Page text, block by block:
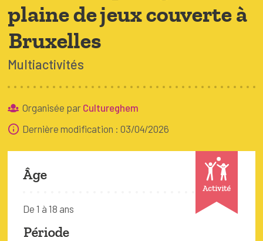
Coordinations ATL
À BRUXELLES
Bruxelles Temps Libre
plaine de jeux couverte à
Bruxelles
Multiactivités
Organisée par Cultureghem
Dernière modification : 03/04/2026
Activité
Âge
De 1 à 18 ans
Période